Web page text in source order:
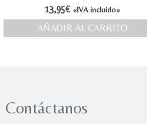
13,95€ «IVA incluido»
AÑADIR AL CARRITO
Contáctanos